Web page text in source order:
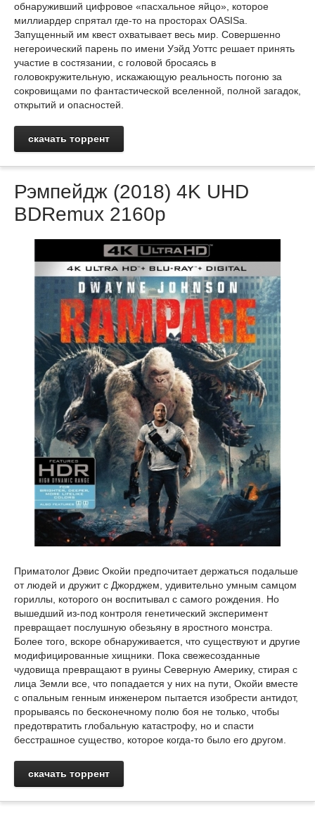
обнаруживший цифровое «пасхальное яйцо», которое
миллиардер спрятал где-то на просторах OASISа.
Запущенный им квест охватывает весь мир. Совершенно
негероический парень по имени Уэйд Уоттс решает принять
участие в состязании, с головой бросаясь в
головокружительную, искажающую реальность погоню за
сокровищами по фантастической вселенной, полной загадок,
открытий и опасностей.
скачать торрент
Рэмпейдж (2018) 4K UHD
BDRemux 2160p
Приматолог Дэвис Окойи предпочитает держаться подальше
от людей и дружит с Джорджем, удивительно умным самцом
гориллы, которого он воспитывал с самого рождения. Но
вышедший из-под контроля генетический эксперимент
превращает послушную обезьяну в яростного монстра.
Более того, вскоре обнаруживается, что существуют и другие
модифицированные хищники. Пока свежесозданные
чудовища превращают в руины Северную Америку, стирая с
лица Земли все, что попадается у них на пути, Окойи вместе
с опальным генным инженером пытается изобрести антидот,
прорываясь по бесконечному полю боя не только, чтобы
предотвратить глобальную катастрофу, но и спасти
бесстрашное существо, которое когда-то было его другом.
скачать торрент